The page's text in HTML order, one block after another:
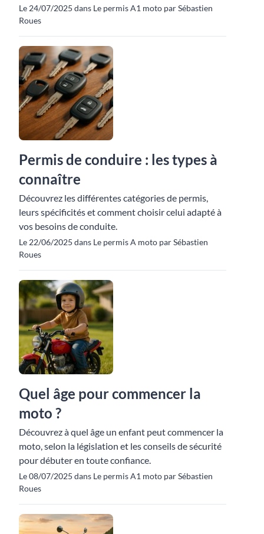
Le 24/07/2025 dans Le permis A1 moto par Sébastien
Roues
Permis de conduire : les types à
connaître
Découvrez les différentes catégories de permis,
leurs spécificités et comment choisir celui adapté à
vos besoins de conduite.
Le 22/06/2025 dans Le permis A moto par Sébastien
Roues
Quel âge pour commencer la
moto ?
Découvrez à quel âge un enfant peut commencer la
moto, selon la législation et les conseils de sécurité
pour débuter en toute confiance.
Le 08/07/2025 dans Le permis A1 moto par Sébastien
Roues